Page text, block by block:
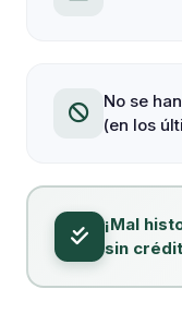
No se
(en los
¡Mal
sin